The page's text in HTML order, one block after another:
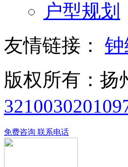
户型规划
友情链接：
版权所有：
免费咨询 联系电话